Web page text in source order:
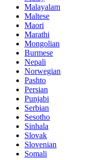
Malayalam
Maltese
Maori
Marathi
Mongolian
Burmese
Nepali
Norwegian
Pashto
Persian
Punjabi
Serbian
Sesotho
Sinhala
Slovak
Slovenian
Somali